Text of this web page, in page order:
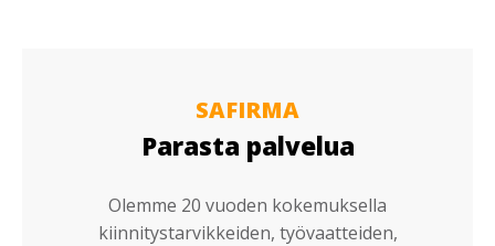
SAFIRMA
Parasta palvelua
Olemme 20 vuoden kokemuksella
kiinnitystarvikkeiden, työvaatteiden,